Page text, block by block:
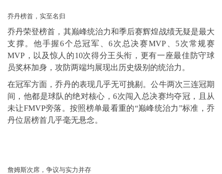
乔丹榜首，实至名归
乔丹荣登榜首，其巅峰统治力和季后赛辉煌战绩无疑是最大
支撑。他手握6个总冠军、6次总决赛MVP、5次常规赛
MVP，以及惊人的10次得分王头衔，更有一座最佳防守球
员奖杯加身，攻防两端均展现出历史级别的统治力。
在冠军方面，乔丹的表现几乎无可挑剔。公牛两次三连冠期
间，他都是球队的绝对核心，6次闯入总决赛均夺冠，且从
未让FMVP旁落。按照榜单最看重的“巅峰统治力”标准，乔
丹位居榜首几乎毫无悬念。
詹姆斯次席，争议与实力并存